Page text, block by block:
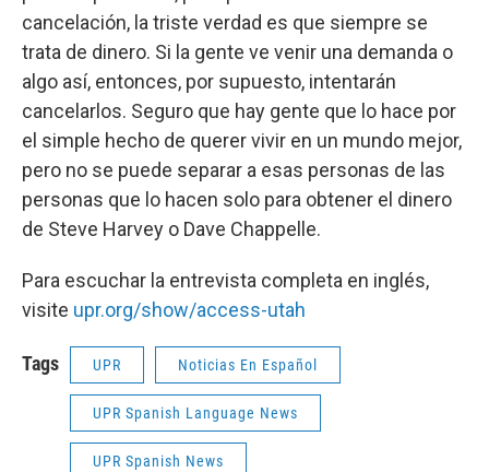
cancelación, la triste verdad es que siempre se
trata de dinero. Si la gente ve venir una demanda o
algo así, entonces, por supuesto, intentarán
cancelarlos. Seguro que hay gente que lo hace por
el simple hecho de querer vivir en un mundo mejor,
pero no se puede separar a esas personas de las
personas que lo hacen solo para obtener el dinero
de Steve Harvey o Dave Chappelle.
Para escuchar la entrevista completa en inglés,
visite upr.org/show/access-utah
Tags UPR Noticias En Español
UPR Spanish Language News
UPR Spanish News